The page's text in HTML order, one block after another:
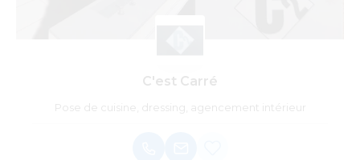
C'est Carré
Pose de cuisine, dressing, agencement intérieur